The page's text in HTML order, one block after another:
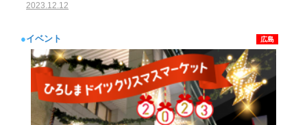
2023.12.12
●イベント 広島